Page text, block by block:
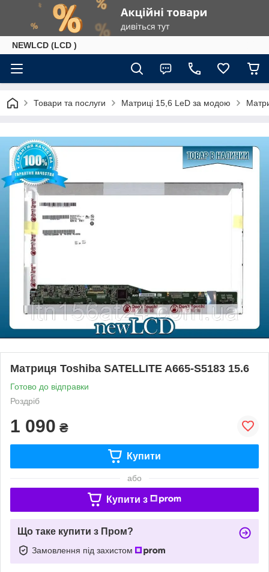
NEWLCD (LCD )
Товари та послуги Матриці 15,6 LeD за модою
Матриця Toshiba SATELLITE A665-S5183 15.6
Готово до відправки
Роздріб
1 090 ₴
Купити
або
Купити з
Що таке купити з Пром?
Замовлення під захистом